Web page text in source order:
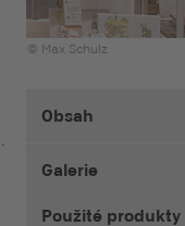
© Max Schulz
Obsah
Galerie
Použité produkty